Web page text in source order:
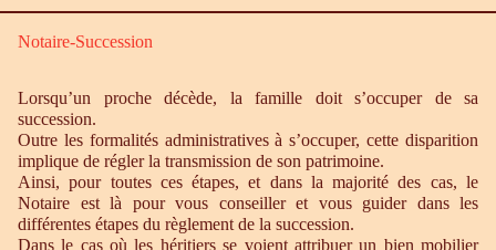
Notaire-Succession
Lorsqu’un proche décède, la famille doit s’occuper de sa
succession.
Outre les formalités administratives à s’occuper, cette disparition
implique de régler la transmission de son patrimoine.
Ainsi, pour toutes ces étapes, et dans la majorité des cas, le
Notaire est là pour vous conseiller et vous guider dans les
différentes étapes du règlement de la succession.
Dans le cas où les héritiers se voient attribuer un bien mobilier